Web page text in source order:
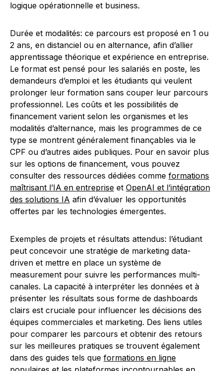
logique opérationnelle et business.
Durée et modalités: ce parcours est proposé en 1 ou
2 ans, en distanciel ou en alternance, afin d’allier
apprentissage théorique et expérience en entreprise.
Le format est pensé pour les salariés en poste, les
demandeurs d’emploi et les étudiants qui veulent
prolonger leur formation sans couper leur parcours
professionnel. Les coûts et les possibilités de
financement varient selon les organismes et les
modalités d’alternance, mais les programmes de ce
type se montrent généralement finançables via le
CPF ou d’autres aides publiques. Pour en savoir plus
sur les options de financement, vous pouvez
consulter des ressources dédiées comme formations
maîtrisant l’IA en entreprise et OpenAI et l’intégration
des solutions IA afin d’évaluer les opportunités
offertes par les technologies émergentes.
Exemples de projets et résultats attendus: l’étudiant
peut concevoir une stratégie de marketing data-
driven et mettre en place un système de
measurement pour suivre les performances multi-
canales. La capacité à interpréter les données et à
présenter les résultats sous forme de dashboards
clairs est cruciale pour influencer les décisions des
équipes commerciales et marketing. Des liens utiles
pour comparer les parcours et obtenir des retours
sur les meilleures pratiques se trouvent également
dans des guides tels que formations en ligne